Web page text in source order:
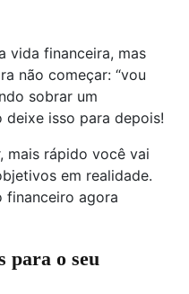
vida financeira, mas
não começar: “vou
sobrar um
deixe isso para depois!
mais rápido você vai
em realidade.
financeiro agora
para o seu